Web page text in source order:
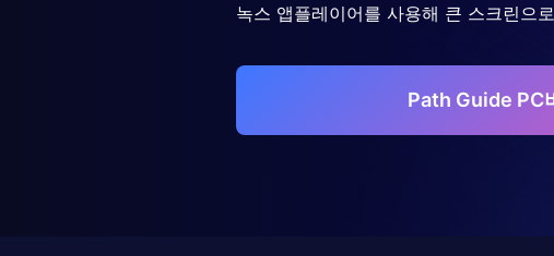
녹스 앱플레이어를 사용해 큰 스크린으
Path Guide PC